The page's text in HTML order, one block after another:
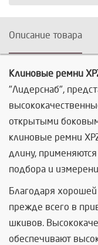
Описание товара
Клиновые ремни
"Лидерснаб",
открытыми
клиновые ремни
длину,
подбора и
Благодаря
прежде всего в
шкивов.
обеспечивают